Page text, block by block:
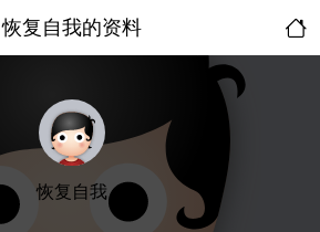
恢复自我的资料
恢复自我